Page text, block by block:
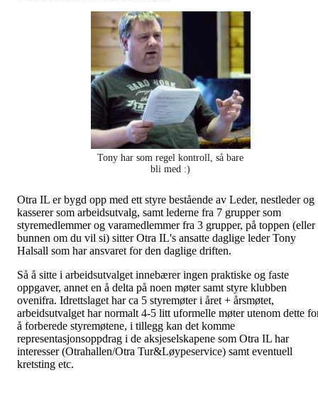
Tony har som regel kontroll, så bare
bli med :)
Otra IL er bygd opp med ett styre bestående av Leder, nestleder og
kasserer som arbeidsutvalg, samt lederne fra 7 grupper som
styremedlemmer og varamedlemmer fra 3 grupper, på toppen (eller
bunnen om du vil si) sitter Otra IL's ansatte daglige leder Tony
Halsall som har ansvaret for den daglige driften.
Så å sitte i arbeidsutvalget innebærer ingen praktiske og faste
oppgaver, annet en å delta på noen møter samt styre klubben
ovenifra. Idrettslaget har ca 5 styremøter i året + årsmøtet,
arbeidsutvalget har normalt 4-5 litt uformelle møter utenom dette
å forberede styremøtene, i tillegg kan det komme
representasjonsoppdrag i de aksjeselskapene som Otra IL har
interesser (Otrahallen/Otra Tur&Løypeservice) samt eventuell
kretsting etc.